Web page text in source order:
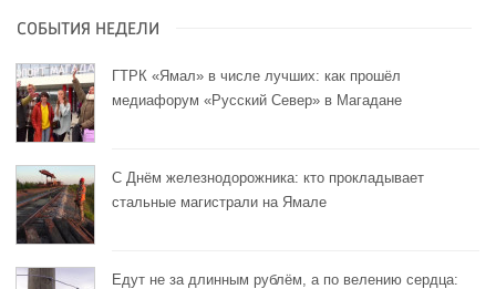
СОБЫТИЯ НЕДЕЛИ
ГТРК «Ямал» в числе лучших: как прошёл
медиафорум «Русский Север» в Магадане
С Днём железнодорожника: кто прокладывает
стальные магистрали на Ямале
Едут не за длинным рублём, а по велению сердца: